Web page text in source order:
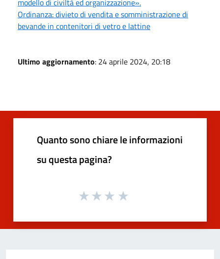
Ordinanza: divieto di vendita e somministrazione di
bevande in contenitori di vetro e lattine
Ultimo aggiornamento: 24 aprile 2024, 20:18
Quanto sono chiare le informazioni
su questa pagina?